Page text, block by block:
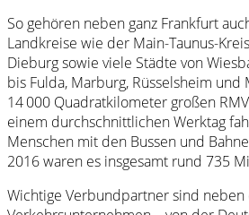
So gehören neben ganz Frankfurt
Landkreise wie der Main-Taunus-
Dieburg sowie viele Städte von
bis Fulda, Marburg, Rüsselsheim und
14 000 Quadratkilometer großen
einem durchschnittlichen Werktag
Menschen mit den Bussen und
2016 waren es insgesamt rund 735
Wichtige Verbundpartner sind neben